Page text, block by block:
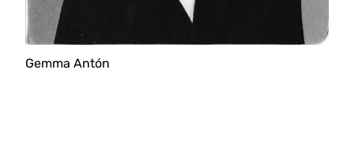
Gemma Antón